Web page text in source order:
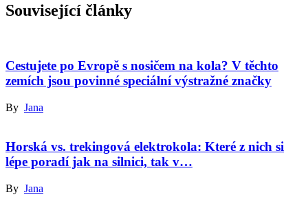
Související články
Cestujete po Evropě s nosičem na kola? V těchto
zemích jsou povinné speciální výstražné značky
By Jana
Horská vs. trekingová elektrokola: Které z nich si
lépe poradí jak na silnici, tak v…
By Jana